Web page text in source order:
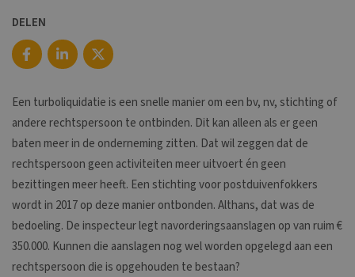
DELEN
Een turboliquidatie is een snelle manier om een bv, nv, stichting of
andere rechtspersoon te ontbinden. Dit kan alleen als er geen
baten meer in de onderneming zitten. Dat wil zeggen dat de
rechtspersoon geen activiteiten meer uitvoert én geen
bezittingen meer heeft. Een stichting voor postduivenfokkers
wordt in 2017 op deze manier ontbonden. Althans, dat was de
bedoeling. De inspecteur legt navorderingsaanslagen op van ruim €
350.000. Kunnen die aanslagen nog wel worden opgelegd aan een
rechtspersoon die is opgehouden te bestaan?